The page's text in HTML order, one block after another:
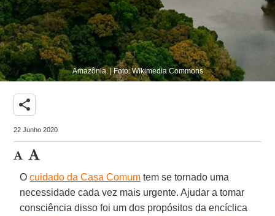
Amazônia. | Foto: Wikimedia Commons
share
22 Junho 2020
Ocuidado da Casa Comum tem se tornado uma
necessidade cada vez mais urgente. Ajudar a tomar
consciência disso foi um dos propósitos da encíclica